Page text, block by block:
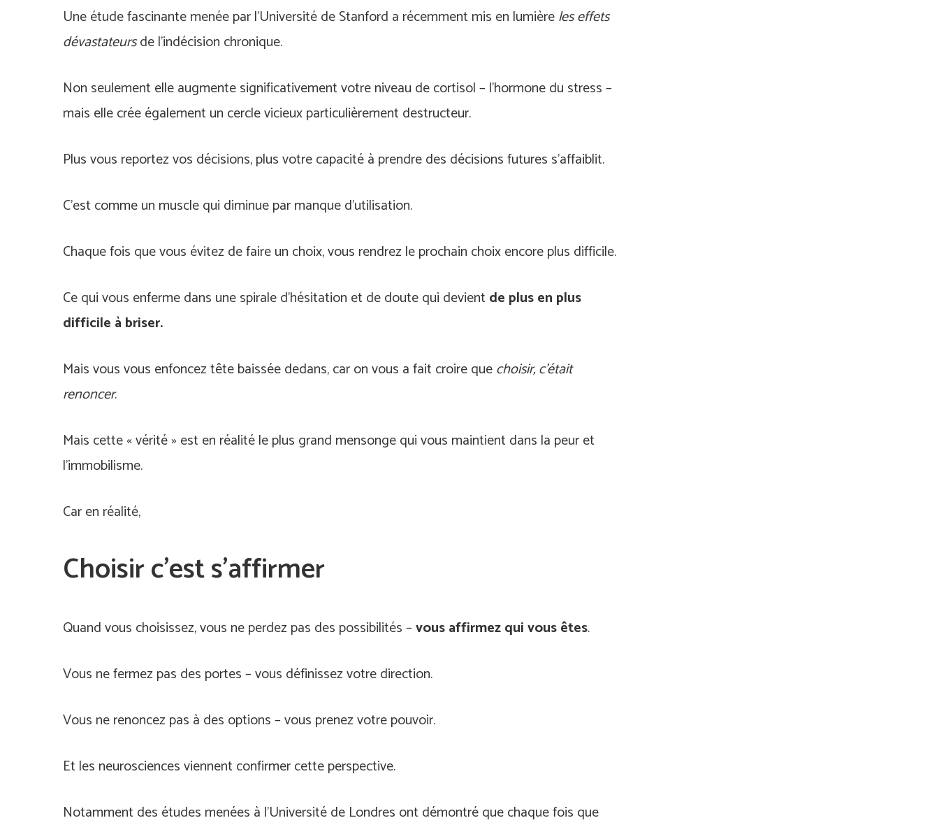
Une étude fascinante menée par l’Université de Stanford a récemment mis en lumièreles effets
dévastateursde l’indécision chronique.
Non seulement elle augmente significativement votre niveau de cortisol – l’hormone du stress –
mais elle crée également un cercle vicieux particulièrement destructeur.
Plus vous reportez vos décisions, plus votre capacité à prendre des décisions futures s’affaiblit.
C’est comme un muscle qui diminue par manque d’utilisation.
Chaque fois que vous évitez de faire un choix, vous rendrez le prochain choix encore plus difficile.
Ce qui vous enferme dans une spirale d’hésitation et de doute qui devient de plus en plus
difficile à briser.
Mais vous vous enfoncez tête baissée dedans, car on vous a fait croire quechoisir, c’était
renoncer.
Mais cette « vérité » est en réalité le plus grand mensonge qui vous maintient dans la peur et
l’immobilisme.
Car en réalité,
Choisir c’est s’affirmer
Quand vous choisissez, vous ne perdez pas des possibilités –vous affirmez qui vous êtes.
Vous ne fermez pas des portes – vous définissez votre direction.
Vous ne renoncez pas à des options – vous prenez votre pouvoir.
Et les neurosciences viennent confirmer cette perspective.
Notamment des études menées à l’Université de Londres ont démontré que chaque fois que